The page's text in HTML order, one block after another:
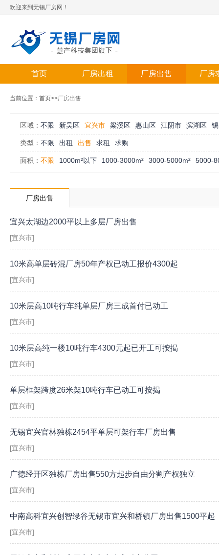
欢迎来到无锡厂房网！
首页 厂房出租 厂房出售 厂房
当前位置： 首页>>厂房出售
区域： 不限 新吴区 宜兴市 梁溪区 惠山区 江阴市 滨湖区
类型： 不限 出租 出售 求租 求购
面积： 不限 1000m²以下 1000-3000m² 3000-5000m² 5000-
厂房出售
宜兴太湖边2000平以上多层厂房出售
[宜兴市]
10米高单层砖混厂房50年产权已动工报价4300起
[宜兴市]
10米层高10吨行车纯单层厂房三成首付已动工
[宜兴市]
10米层高纯一楼10吨行车4300元起已开工可按揭
[宜兴市]
单层框架跨度26米架10吨行车已动工可按揭
[宜兴市]
无锡宜兴官林独栋2454平单层可架行车厂房出售
[宜兴市]
广德经开区独栋厂房出售550方起步自由分割产权独立
[宜兴市]
中南高科宜兴创智绿谷无锡市宜兴和桥镇厂房出售1500平起
[宜兴市]